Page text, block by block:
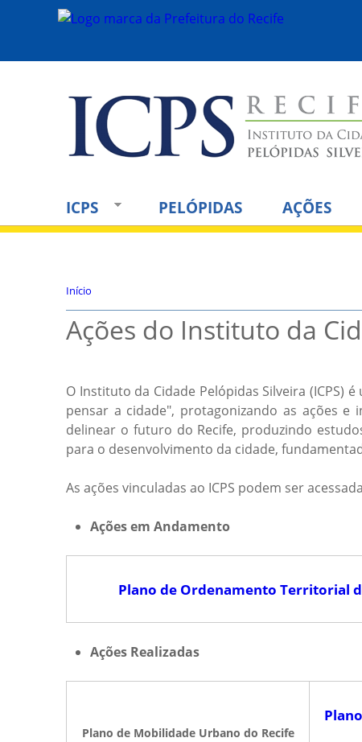
ICPS PELÓPIDAS AÇÕES
V
o
ê
e
s
t
a
u
Início
Ações do Instituto da
O Instituto da Cidade Pelópidas Silveira (ICPS)
pensar a cidade", protagonizando as ações
delinear o futuro do Recife, produzindo
para o desenvolvimento da cidade,
As ações vinculadas ao ICPS podem ser
Ações em Andamento
Plano de Ordenamento Territorial
Ações Realizadas
Plano de Mobilidade Urbano do Recife